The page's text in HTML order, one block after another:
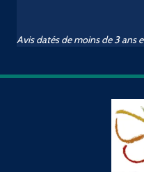
Avis datés de moins de 3 ans